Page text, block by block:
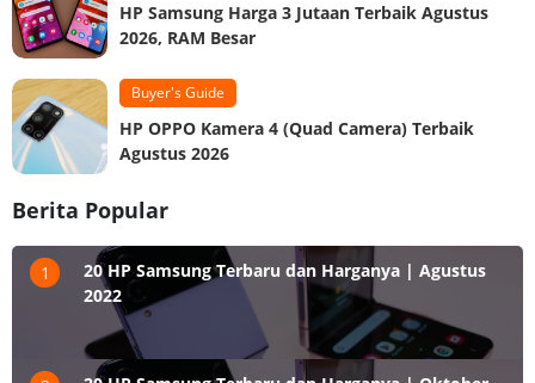
HP Samsung Harga 3 Jutaan Terbaik Agustus
2026, RAM Besar
Buyer's Guide
HP OPPO Kamera 4 (Quad Camera) Terbaik
Agustus 2026
Berita Popular
1
20 HP Samsung Terbaru dan Harganya | Agustus
2022